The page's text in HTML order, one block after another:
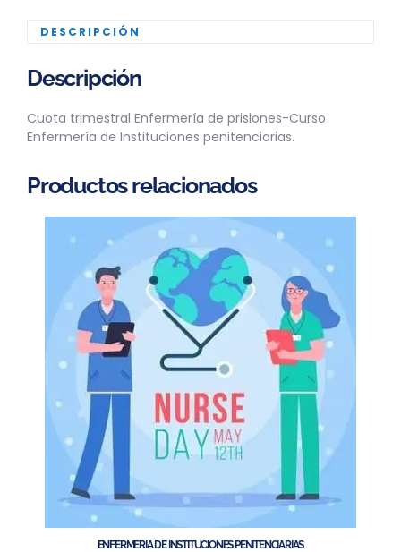
DESCRIPCIÓN
Descripción
Cuota trimestral Enfermería de prisiones-Curso
Enfermería de Instituciones penitenciarias.
Productos relacionados
ENFERMERIA DE INSTITUCIONES PENITENCIARIAS